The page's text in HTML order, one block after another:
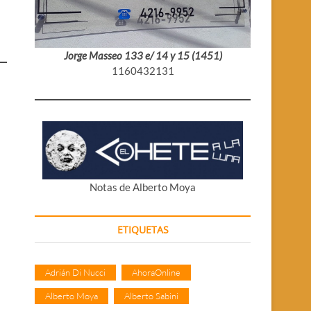
Jorge Masseo 133 e/ 14 y 15 (1451)
1160432131
Notas de Alberto Moya
ETIQUETAS
Adrián Di Nucci AhoraOnline
Alberto Moya Alberto Sabini